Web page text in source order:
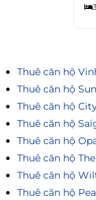
3
Thuê căn hộ
Thuê căn hộ
Thuê căn hộ
Thuê căn hộ
Thuê căn hộ
Thuê căn hộ
Thuê căn hộ
Thuê căn hộ